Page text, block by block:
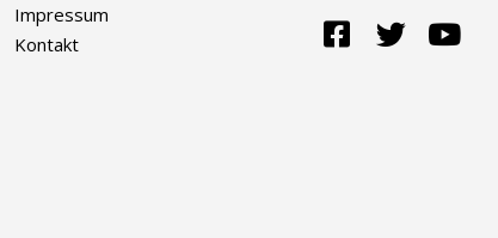
Impressum
Kontakt